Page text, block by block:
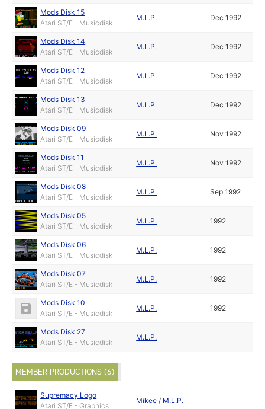
Mods Disk 15
Atari ST/E - Musicdisk
M.L.P. Dec 1992
Mods Disk 14
Atari ST/E - Musicdisk
M.L.P. Dec 1992
Mods Disk 12
Atari ST/E - Musicdisk
M.L.P. Dec 1992
Mods Disk 13
Atari ST/E - Musicdisk
M.L.P. Dec 1992
Mods Disk 09
Atari ST/E - Musicdisk
M.L.P. Nov 1992
Mods Disk 11
Atari ST/E - Musicdisk
M.L.P. Nov 1992
Mods Disk 08
Atari ST/E - Musicdisk
M.L.P. Sep 1992
Mods Disk 05
Atari ST/E - Musicdisk
M.L.P. 1992
Mods Disk 06
Atari ST/E - Musicdisk
M.L.P. 1992
Mods Disk 07
Atari ST/E - Musicdisk
M.L.P. 1992
Mods Disk 10
Atari ST/E - Musicdisk
M.L.P. 1992
Mods Disk 27
Atari ST/E - Musicdisk
M.L.P.
MEMBER PRODUCTIONS (6)
Supremacy Logo
Atari ST/E - Graphics
Mikee / M.L.P.